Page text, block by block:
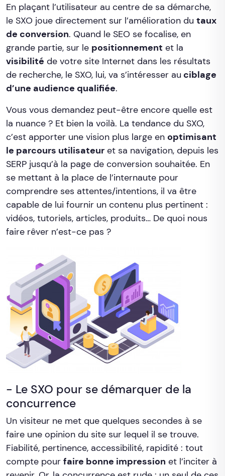
En plaçant l’utilisateur au centre de sa démarche,
le SXO joue directement sur l’amélioration du taux
de conversion. Quand le SEO se focalise, en
grande partie, sur le positionnement et la
visibilité de votre site Internet dans les résultats
de recherche, le SXO, lui, va s’intéresser au ciblage
d’une audience qualifiée.
Vous vous demandez peut-être encore quelle est
la nuance ? Et bien la voilà. La tendance du SXO,
c’est apporter une vision plus large en optimisant
le parcours utilisateur et sa navigation, depuis les
SERP jusqu’à la page de conversion souhaitée. En
se mettant à la place de l’internaute pour
comprendre ses attentes/intentions, il va être
capable de lui fournir un contenu plus pertinent :
vidéos, tutoriels, articles, produits… De quoi nous
faire rêver n’est-ce pas ?
- Le SXO pour se démarquer de la
concurrence
Un visiteur ne met que quelques secondes à se
faire une opinion du site sur lequel il se trouve.
Fiabilité, pertinence, accessibilité, rapidité : tout
compte pour faire bonne impression et l’inciter à